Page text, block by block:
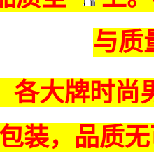
与质
牌时尚男
装，品质